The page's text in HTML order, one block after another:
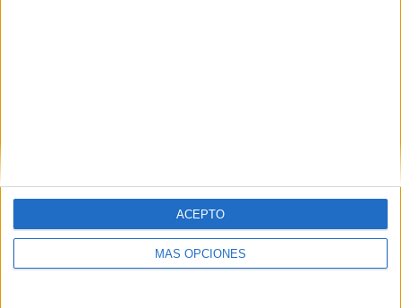
MÁS OPCIONES
ACEPTO